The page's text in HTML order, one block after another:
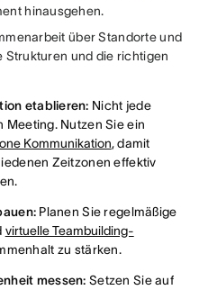
hinausgehen.
über Standorte und
Strukturen und die richtigen
etablieren: Nicht jede
Nutzen Sie ein
Kommunikation, damit
Zeitzonen effektiv
Planen Sie regelmäßige
virtuelle Teambuilding-
zu stärken.
messen: Setzen Sie auf